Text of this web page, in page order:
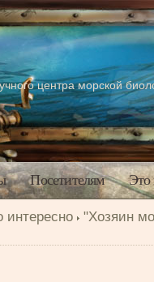
центра морской
Посетителям Это
интересно
"Хозяин